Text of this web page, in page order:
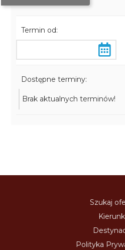
Termin od:
Dostępne terminy:
Brak aktualnych terminów!
Szukaj
Polityka